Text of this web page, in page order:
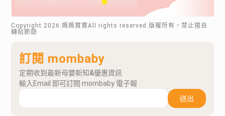
Copyright 2026 .媽媽寶寶All rights reserved.版權所有，禁止擅自
轉貼節錄
訂閱 mombaby
定期收到最新母嬰新知&優惠資訊
輸入Email 即可訂閱 mombaby 電子報
送出